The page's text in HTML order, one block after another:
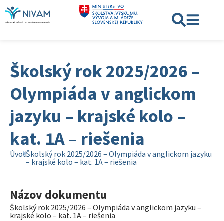
Školský rok 2025/2026 –
Olympiáda v anglickom
jazyku – krajské kolo –
kat. 1A – riešenia
ÚvodŠkolský rok 2025/2026 – Olympiáda v anglickom jazyku
– krajské kolo – kat. 1A – riešenia
Názov dokumentu
Školský rok 2025/2026 – Olympiáda v anglickom jazyku –
krajské kolo – kat. 1A – riešenia